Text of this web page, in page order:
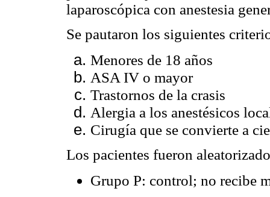
laparoscópica con anestesia
Se pautaron los siguientes
Menores de 18 años
ASA IV o mayor
Trastornos de la crasis
Alergia a los anestésicos
Cirugía que se convierte a
Los pacientes fueron
Grupo P: control; no recibe